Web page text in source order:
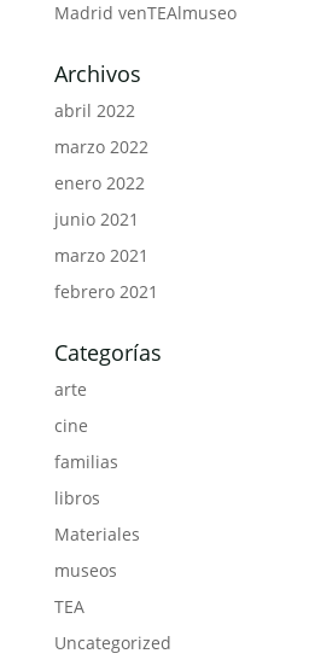
Madrid venTEAlmuseo
Archivos
abril 2022
marzo 2022
enero 2022
junio 2021
marzo 2021
febrero 2021
Categorías
arte
cine
familias
libros
Materiales
museos
TEA
Uncategorized